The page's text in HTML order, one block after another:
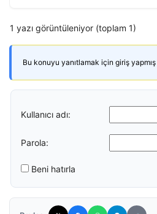
1 yazı görüntüleniyor (toplam 1)
Bu konuyu yanıtlamak için giriş yapmış
Kullanıcı adı:
Parola:
Beni hatırla